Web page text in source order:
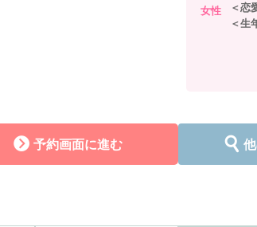
女性
＜
＜
予約画面に進む